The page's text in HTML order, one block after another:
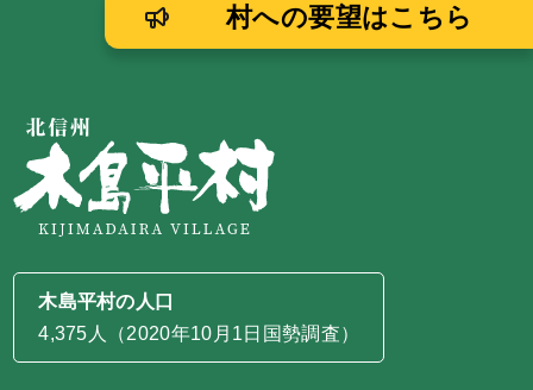
木島平村の人口
4,375人（2020年10月1日国勢調査）
村への要望はこちら